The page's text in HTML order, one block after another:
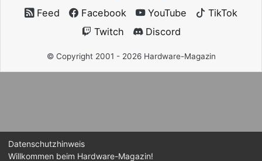
Feed Facebook YouTube
TikTok
Twitch
Discord
© Copyright 2001 - 2026 Hardware-Magazin
Datenschutzhinweis
Willkommen beim Hardware-Magazin!